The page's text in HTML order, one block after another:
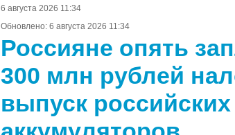
6 августа 2026 11:34
Обновлено: 6 августа 2026 11:34
Россияне опять
300 млн рублей
выпуск